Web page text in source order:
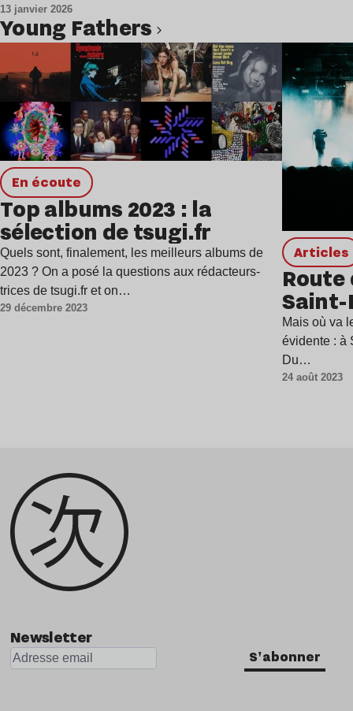
13 janvier 2026
Young Fathers
en écoute
Top albums 2023 : la
sélection de tsugi.fr
Quels sont, finalement, les meilleurs albums de
2023 ? On a posé la questions aux rédacteurs-
trices de tsugi.fr et on…
29 décembre 2023
Articles
Route
Mais où va
évidente : à
Du…
24 août 2023
Lire l’article
Newsletter
S'abonner